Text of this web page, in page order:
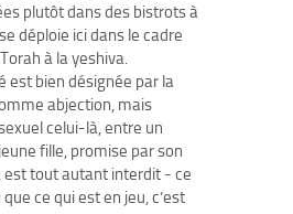
plutôt dans des bistrots à
déploie ici dans le cadre
à la yeshiva.
est bien désignée par la
abjection, mais
celui-là, entre un
fille, promise par son
est tout autant interdit - ce
ce qui est en jeu, c’est